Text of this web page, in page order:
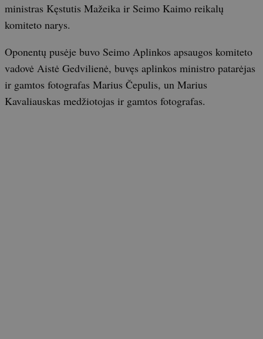
ministras Kęstutis Mažeika ir Seimo Kaimo reikalų
komiteto narys.
Oponentų pusėje buvo Seimo Aplinkos apsaugos komiteto
vadovė Aistė Gedvilienė, buvęs aplinkos ministro patarėjas
ir gamtos fotografas Marius Čepulis, un Marius
Kavaliauskas medžiotojas ir gamtos fotografas.